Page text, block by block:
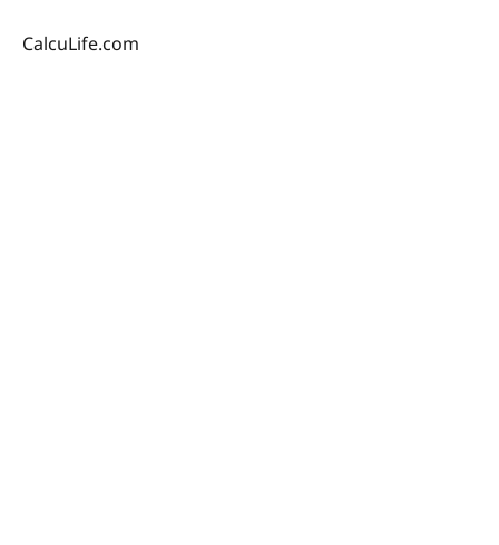
CalcuLife.com